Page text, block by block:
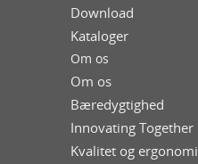
Download
Kataloger
Om os
Om os
Bæredygtighed
Innovating Together
Kvalitet og ergonomi